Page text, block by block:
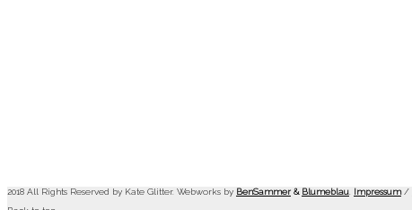
2018 All Rights Reserved by Kate Glitter. Webworks by BenSammer & Blumeblau Impressum/